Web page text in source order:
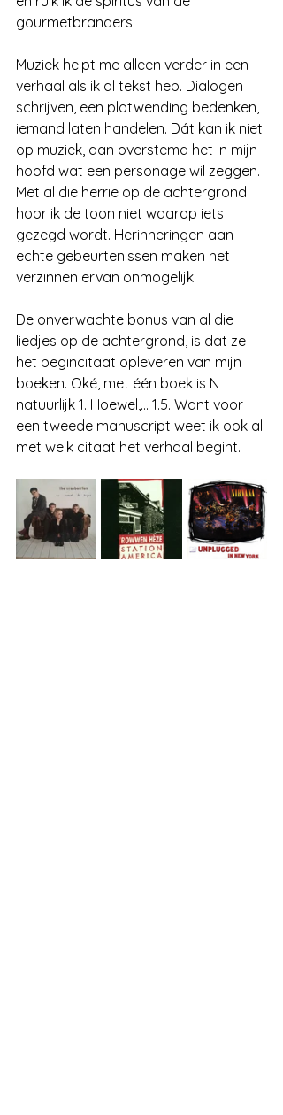
gourmetbranders.
Muziek helpt me alleen verder in een
verhaal als ik al tekst heb. Dialogen
schrijven, een plotwending bedenken,
iemand laten handelen. Dát kan ik niet
op muziek, dan overstemd het in mijn
hoofd wat een personage wil zeggen.
Met al die herrie op de achtergrond
hoor ik de toon niet waarop iets
gezegd wordt. Herinneringen aan
echte gebeurtenissen maken het
verzinnen ervan onmogelijk.
De onverwachte bonus van al die
liedjes op de achtergrond, is dat ze
het begincitaat opleveren van mijn
boeken. Oké, met één boek is N
natuurlijk 1. Hoewel,... 1.5. Want voor
een tweede manuscript weet ik ook al
met welk citaat het verhaal begint.